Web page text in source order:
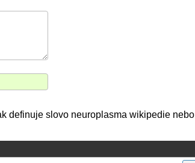
definuje slovo neuroplasma wikipedie nebo